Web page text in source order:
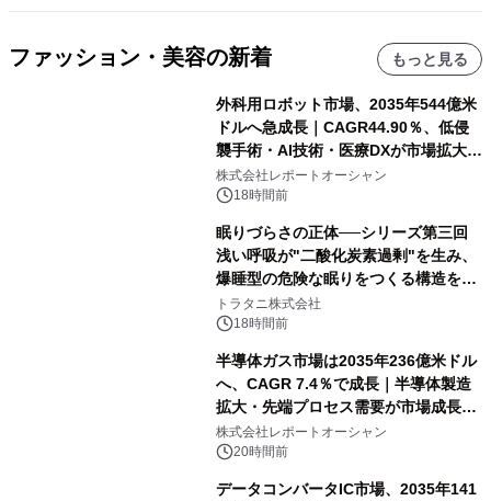
ファッション・美容の新着 もっと見る
外科用ロボット市場、2035年544億米
ドルへ急成長｜CAGR44.90％、低侵
襲手術・AI技術・医療DXが市場拡大を
牽引
株式会社レポートオーシャン
18時間前
眠りづらさの正体──シリーズ第三回
浅い呼吸が"二酸化炭素過剰"を生み、
爆睡型の危険な眠りをつくる構造を解
説
トラタニ株式会社
18時間前
半導体ガス市場は2035年236億米ドル
へ、CAGR 7.4％で成長｜半導体製造
拡大・先端プロセス需要が市場成長を
加速
株式会社レポートオーシャン
20時間前
データコンバータIC市場、2035年141